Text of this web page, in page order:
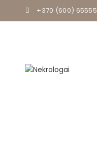
+370 (600) 65555